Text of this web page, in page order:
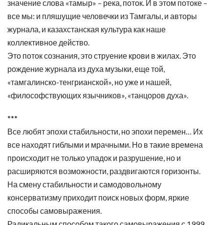
значение слова «тамыр» – река, поток. И в этом потоке –
все мы: и пляшущие человечки из Тамгалы, и авторы
журнала, и казахстанская культура как наше
коллективное действо.
Это поток сознания, это струение крови в жилах. Это
рождение журнала из духа музыки, еще той,
«тамгалинско-тенгрианской», но уже и нашей,
«философствующих язычников», «танцоров духа».
***
Все любят эпохи стабильности, но эпохи перемен… Их
все находят гиблыми и мрачными. Но в такие времена
происходит не только упадок и разрушение, но и
расширяются возможности, раздвигаются горизонты.
На смену стабильности и самодовольному
консерватизму приходит поиск новых форм, яркие
способы самовыражения.